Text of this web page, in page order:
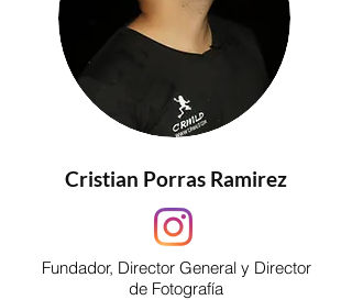
Cristian Porras Ramirez
Fundador, Director General y Director
de Fotografía